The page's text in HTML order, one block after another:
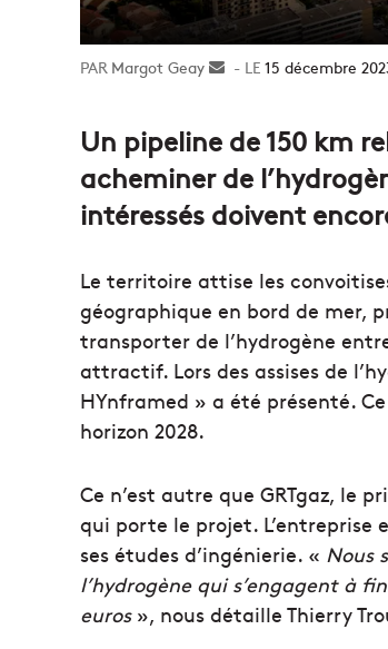
Margot Geay
Envoyer15 décembre
Un pipeline de 150 km
acheminer de
intéressés doivent
Le territoire attise les
géographique en bord de mer,
transporter de l’hydrogène
attractif. Lors des assises de
HYnframed » a été présenté.
horizon 2028.
Ce n’est autre que GRTgaz, le
qui porte le projet.
ses études d’ingénierie. « Nous
l’hydrogène qui s’engagent à
euros», nous détaille Thierry